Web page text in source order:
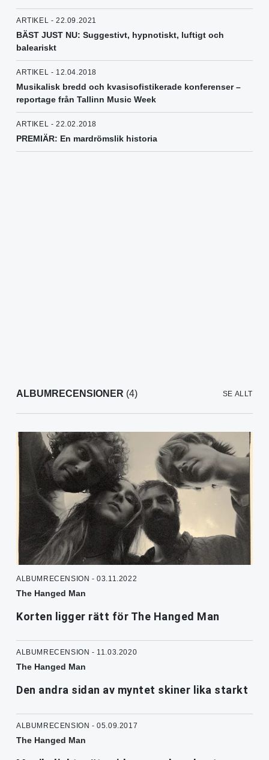
ARTIKEL - 22.09.2021
BÄST JUST NU: Suggestivt, hypnotiskt, luftigt och
baleariskt
ARTIKEL - 12.04.2018
Musikalisk bredd och kvasisofistikerade konferenser –
reportage från Tallinn Music Week
ARTIKEL - 22.02.2018
PREMIÄR: En mardrömslik historia
ALBUMRECENSIONER (4) SE ALLT
ALBUMRECENSION - 03.11.2022
The Hanged Man
Korten ligger rätt för The Hanged Man
ALBUMRECENSION - 11.03.2020
The Hanged Man
Den andra sidan av myntet skiner lika starkt
ALBUMRECENSION - 05.09.2017
The Hanged Man